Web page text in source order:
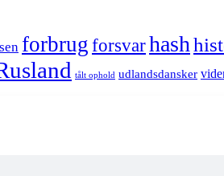
forbrugforsvarhash
tålt ophold udlandsdansker